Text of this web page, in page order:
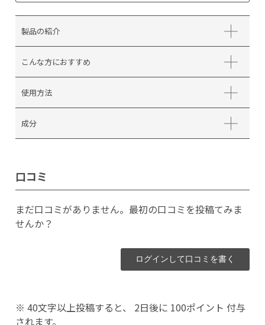
製品の紹介
こんな方におすすめ
使用方法
成分
口コミ
まだ口コミがありません。最初の口コミを投稿てみま
せんか？
ログインして口コミを書く
※ 40文字以上投稿すると、 2日後に 100ポイント 付与
されます。